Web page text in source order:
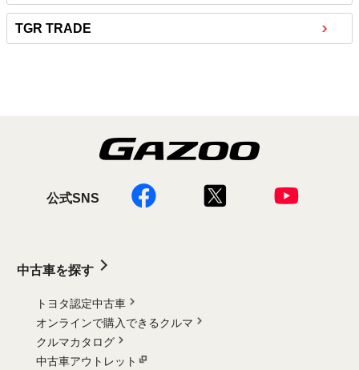
TGR TRADE
公式SNS
中古車を探す
トヨタ認定中古車
オンラインで購入できるクルマ
クルマカタログ
中古車アウトレット